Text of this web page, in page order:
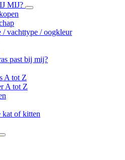
MIJ?
/ vachttype / oogkleur
past bij mij?
A tot Z
A tot Z
kat of kitten